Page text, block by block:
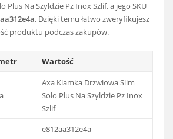
Plus Na Szyldzie Pz Inox Szlif, a jego SKU
. Dzięki temu łatwo zweryfikujesz
produktu podczas zakupów.
Wartość
Axa Klamka Drzwiowa Slim
Solo Plus Na Szyldzie Pz Inox
Szlif
e812aa312e4a